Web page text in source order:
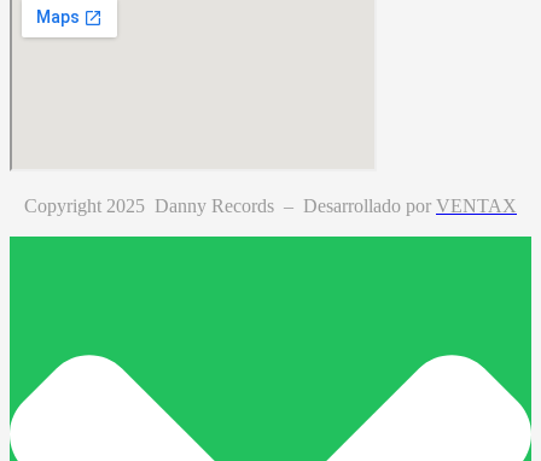
Copyright 2025 Danny Records – Desarrollado por VENTAX